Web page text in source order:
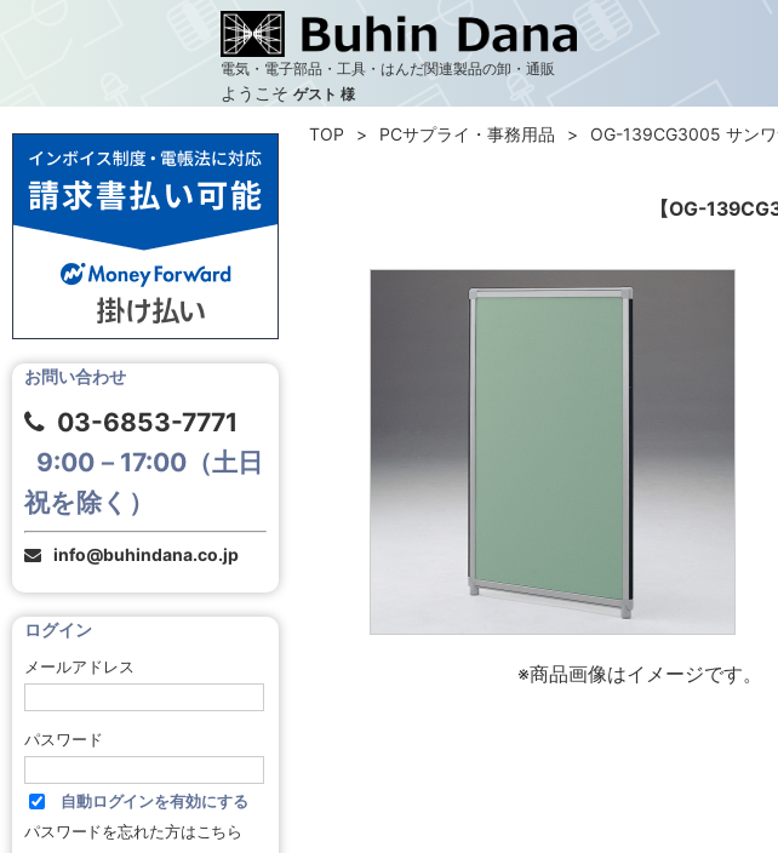
電気・電子部品・工具・はんだ関連製品の卸・通販
ようこそ ゲスト 様
【OG-
お問い合わせ
03-6853-7771
9:00－17:00（土日
祝を除く）
info@buhindana.co.jp
ログイン
メールアドレス
パスワード
自動ログインを有効にする
パスワードを忘れた方はこちら
TOP PCサプライ・事務用品 OG-139CG3005 サン
※商品画像はイメージです。